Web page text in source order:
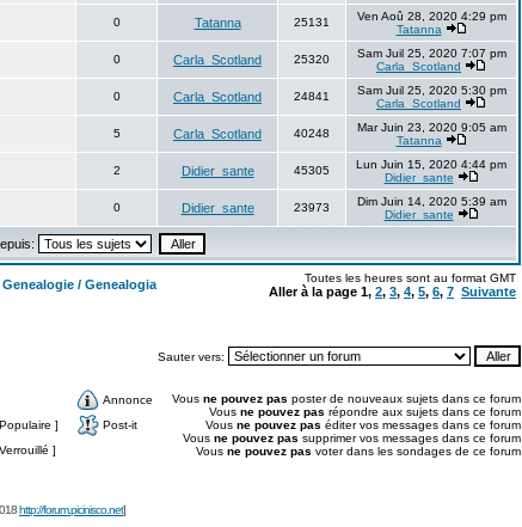
0 Tatanna 25131
Ven Aoû 28, 2020 4:29 pm
Tatanna
0 Carla_Scotland 25320
Sam Juil 25, 2020 7:07 pm
Carla_Scotland
0 Carla_Scotland 24841
Sam Juil 25, 2020 5:30 pm
Carla_Scotland
5 Carla_Scotland 40248
Mar Juin 23, 2020 9:05 am
Tatanna
2 Didier_sante 45305
Lun Juin 15, 2020 4:44 pm
Didier_sante
0 Didier_sante 23973
Dim Juin 14, 2020 5:39 am
Didier_sante
/ Genealogia Toutes les heures sont au format GMT
Aller à la page 1, 2, 3, 4, 5, 6, 7 Suivante
Sauter vers:
Annonce
]
Post-it
]
Vous ne pouvez pas poster de nouveaux sujets dans ce forum
Vous ne pouvez pas répondre aux sujets dans ce forum
Vous ne pouvez pas éditer vos messages dans ce forum
Vous ne pouvez pas supprimer vos messages dans ce forum
Vous ne pouvez pas voter dans les sondages de ce forum
http://forum.picinisco.net]